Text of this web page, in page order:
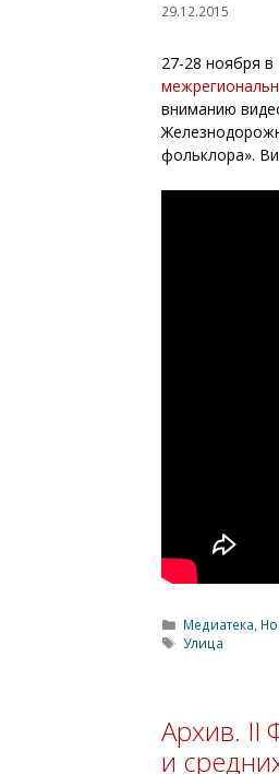
29.12.2015
27-28 ноября
вниманию
фольклора».
Рубрики
Медиатека
Метки
Улица
Архив. II
и